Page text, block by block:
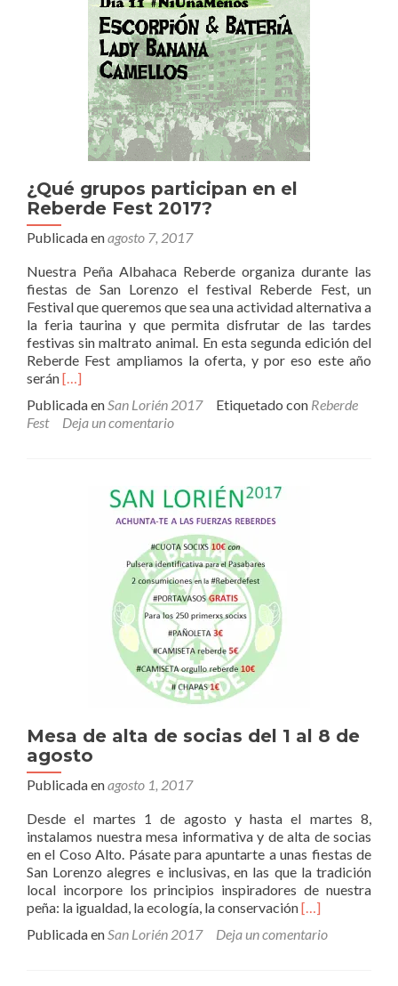
¿Qué grupos participan en el
Reberde Fest 2017?
Publicada enagosto 7, 2017
Nuestra Peña Albahaca Reberde organiza durante las
fiestas de San Lorenzo el festival Reberde Fest, un
Festival que queremos que sea una actividad alternativa a
la feria taurina y que permita disfrutar de las tardes
festivas sin maltrato animal. En esta segunda edición del
Reberde Fest ampliamos la oferta, y por eso este año
seránLeer
grupos
participan
[…]
Publicada enSan Lorién 2017 Etiquetado con Reberde
Fest
Deja un comentario
Mesa de alta de socias del 1 al 8 de
agosto
Publicada enagosto 1, 2017
Desde el martes 1 de agosto y hasta el martes 8,
instalamos nuestra mesa informativa y de alta de socias
en el Coso Alto. Pásate para apuntarte a unas fiestas de
San Lorenzo alegres e inclusivas, en las que la tradición
local incorpore los principios inspiradores de nuestra
peña: la igualdad, la ecología, la conservaciónLeer
de
[…]
Publicada enSan Lorién 2017 Deja un comentario